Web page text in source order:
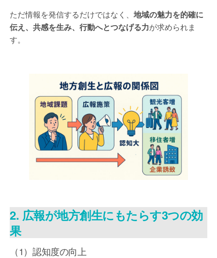
ただ情報を発信するだけではなく、 地域の魅力を的確に
伝え、共感を生み、行動へとつなげる力が求められま
す。
2. 広報が地方創生にもたらす3つの効
果
（1）認知度の向上